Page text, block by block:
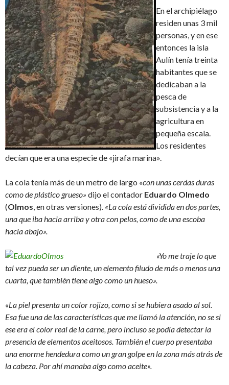
En el archipiélago
residen unas 3 mil
personas, y en ese
entonces la isla
Aulín tenía treinta
habitantes que se
dedicaban a la
pesca de
subsistencia y a la
agricultura en
pequeña escala.
Los residentes
decían que era una especie de «jirafa marina».
La cola tenía más de un metro de largo «con unas cerdas duras
como de plástico grueso» dijo el contador Eduardo Olmedo
(Olmos, en otras versiones). «La cola está dividida en dos partes,
una que iba hacia arriba y otra con pelos, como de una escoba
hacia abajo».
«Yo me traje lo que
tal vez pueda ser un diente, un elemento filudo de más o menos una
cuarta, que también tiene algo como un hueso».
«La piel presenta un color rojizo, como si se hubiera asado al sol.
Esa fue una de las características que me llamó la atención, no se si
ese era el color real de la carne, pero incluso se podía detectar la
presencia de elementos aceitosos. También el cuerpo presentaba
una enorme hendedura como un gran golpe en la zona más atrás de
la cabeza. Por ahí manaba algo como aceite».